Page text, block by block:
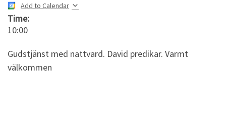
Add to Calendar
Time:
10:00
Gudstjänst med nattvard. David predikar. Varmt
välkommen